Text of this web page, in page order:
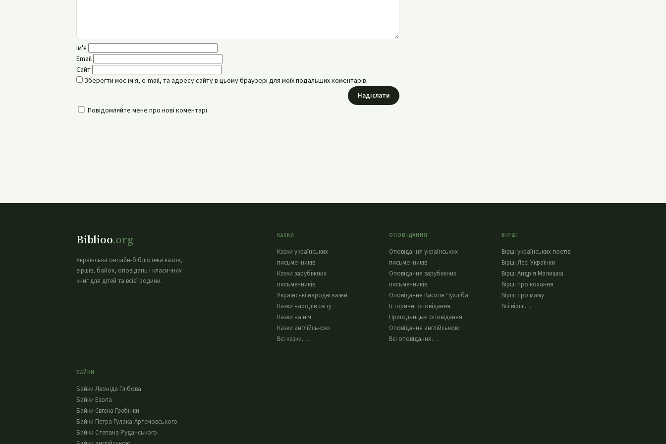
Ім'я
Email
Сайт
Зберегти моє ім'я, e-mail, та адресу сайту в цьому браузері для моїх подальших коментарів.
Надіслати
Повідомляйте мене про нові коментарі
Biblioo.org
Українська онлайн-бібліотека казок,
віршів, байок, оповідань і класичних
книг для дітей та всієї родини.
КАЗКИ
Казки українських
письменників
Казки зарубіжних
письменників
Українські народні казки
Казки народів світу
Казки на ніч
Казки англійською
Всі казки…
ОПОВІДАННЯ
Оповідання українських
письменників
Оповідання зарубіжних
письменників
Оповідання Василя Чухліба
Історичні оповідання
Пригодницькі оповідання
Оповідання англійською
Всі оповідання…
ВІРШІ
Вірші українських поетів
Вірші Лесі Українки
Вірші Андрія Малишка
Вірші про кохання
Вірші про маму
Всі вірші…
БАЙКИ
Байки Леоніда Глібова
Байки Езопа
Байки Євгена Гребінки
Байки Петра Гулака-Артемовського
Байки Степана Руданського